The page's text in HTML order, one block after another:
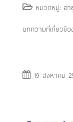
หมวดหมู่: อา
บทความที่เกี่ยวข้
19 สิงหาคม